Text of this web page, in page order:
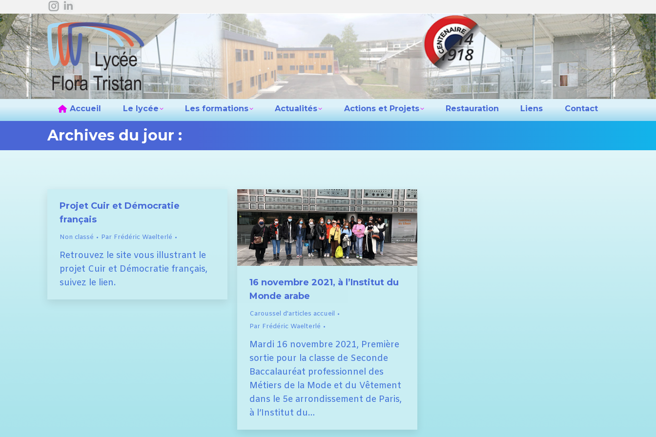
La
page
Instagram
s'ouvre
dans
une
nouvelle
fenêtre
La
page
LinkedIn
s'ouvre
dans
une
nouvelle
fenêtre
Accueil Le lycée Les formations Actualités Actions et Projets Restauration Liens Contact
Archives du jour :
êtes
Projet Cuir et Démocratie
français
Non classé Par Frédéric Waelterlé
Retrouvez le site vous illustrant le
projet Cuir et Démocratie français,
suivez le lien.
16 novembre 2021, à l’Institut du
Monde arabe
Caroussel d'articles accueil
Par Frédéric Waelterlé
Mardi 16 novembre 2021, Première
sortie pour la classe de Seconde
Baccalauréat professionnel des
Métiers de la Mode et du Vêtement
dans le 5e arrondissement de Paris,
à l’Institut du…
Accueil Le lycée Actions et Projets Restauration Liens
Contact